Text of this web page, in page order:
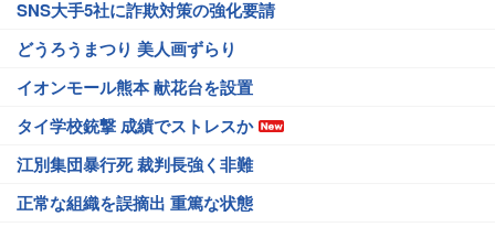
SNS大手5社に詐欺対策の強化要請
どうろうまつり 美人画ずらり
イオンモール熊本 献花台を設置
タイ学校銃撃 成績でストレスか
江別集団暴行死 裁判長強く非難
正常な組織を誤摘出 重篤な状態